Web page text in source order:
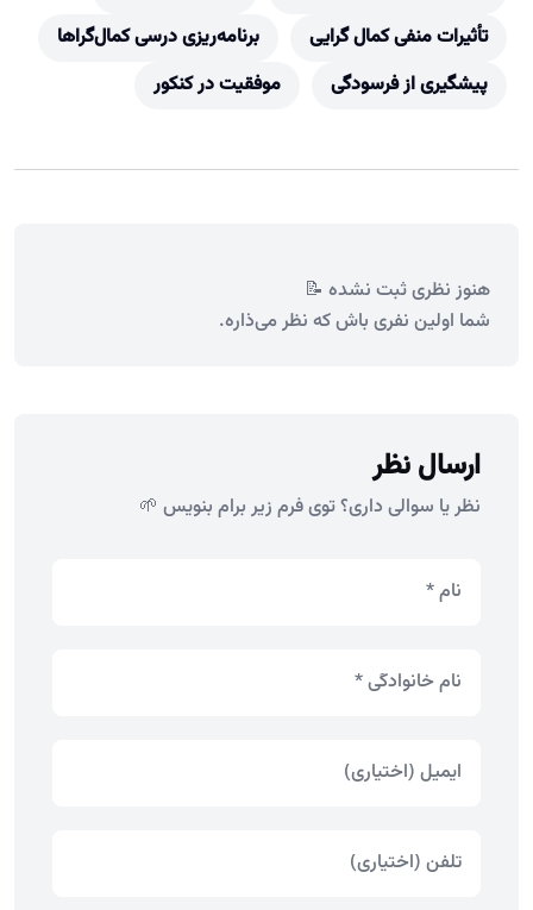
تأثیرات منفی کمال گرایی
برنامه‌ریزی درسی کمال‌گراها
پیشگیری از فرسودگی
موفقیت در کنکور
هنوز نظری ثبت نشده 📝
شما اولین نفری باش که نظر می‌ذاره.
ارسال نظر
نظر یا سوالی داری؟ توی فرم زیر برام بنویس 🌱